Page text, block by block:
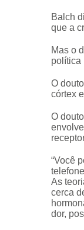
Balch
que a
Mas o
política
O
córtex
O
“Você
As
cerca
dor,